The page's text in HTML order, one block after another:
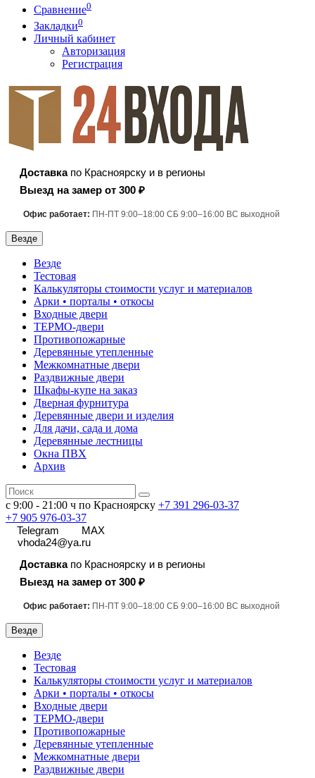
Сравнение0
Закладки0
Личный кабинет
Авторизация
Регистрация
Доставкапо Красноярску и в регионы
Выезд на замер от 300 ₽
Офис работает: ПН-ПТ 9:00–18:00 СБ 9:00–16:00 ВС выходной
Везде
Везде
Тестовая
Калькуляторы стоимости услуг и материалов
Арки • порталы • откосы
Входные двери
ТЕРМО-двери
Противопожарные
Деревянные утепленные
Межкомнатные двери
Раздвижные двери
Шкафы-купе на заказ
Дверная фурнитура
Деревянные двери и изделия
Для дачи, сада и дома
Деревянные лестницы
Окна ПВХ
Архив
с 9:00 - 21:00 ч по Красноярску +7 391 296-03-37
+7 905 976-03-37
Telegram
MAX
vhoda24@ya.ru
Доставкапо Красноярску и в регионы
Выезд на замер от 300 ₽
Офис работает: ПН-ПТ 9:00–18:00 СБ 9:00–16:00 ВС выходной
Везде
Везде
Тестовая
Калькуляторы стоимости услуг и материалов
Арки • порталы • откосы
Входные двери
ТЕРМО-двери
Противопожарные
Деревянные утепленные
Межкомнатные двери
Раздвижные двери